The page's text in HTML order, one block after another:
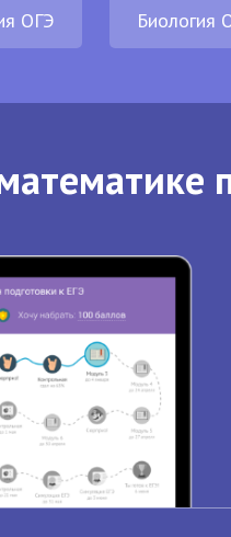
ОГЭ Биология